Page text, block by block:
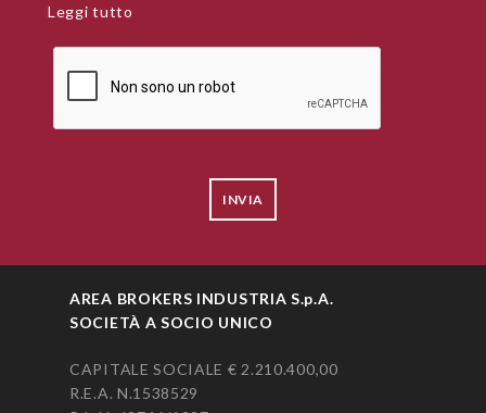
Leggi tutto
AREA BROKERS INDUSTRIA S.p.A.
SOCIETÀ A SOCIO UNICO
CAPITALE SOCIALE € 2.210.400,00
R.E.A. N.1538529